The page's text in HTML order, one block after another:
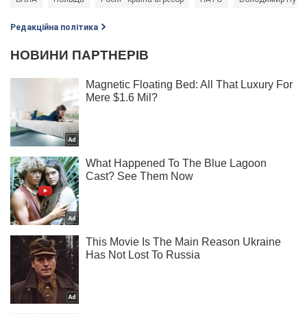
Редакційна політика